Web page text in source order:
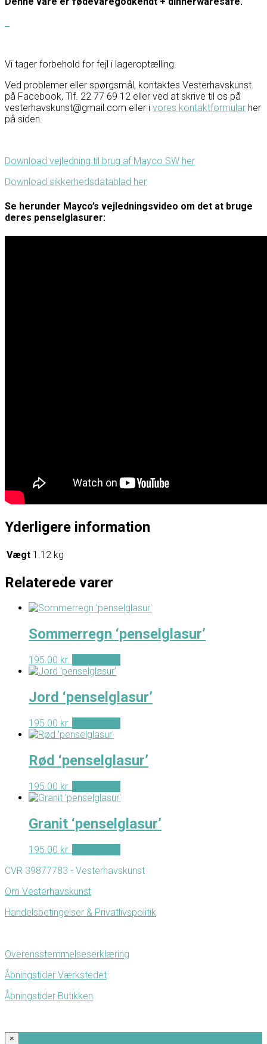
Vi tager forbehold for fejl i lageroptælling.
Ved problemer eller spørgsmål, kontaktes Vesterhavskunst
på Facebook, Tlf. 22 77 69 12 eller ved at skrive til os på
vesterhavskunst@gmail.com eller i vores kontaktformular her
på siden.
Download vejledning til brug af Mayco SW her
Download sikkerhedsdatablad her
Se herunder Mayco’s vejledningsvideo om det at bruge
deres penselglasurer:
Yderligere information
Vægt 1.12 kg
Relaterede varer
Sommerregn ‘penselglasur’
195.00 kr.
Jord ‘penselglasur’
195.00 kr.
Rød ‘penselglasur’
195.00 kr.
Granit ‘penselglasur’
195.00 kr.
CVR 39877783 - Vesterhavskunst
Om Vesterhavskunst
Handelsbetingelser & Privatlivspolitik
Overensstemmelseserklæring
Åbningstider Værkstedet
Åbningstider Butikken
×